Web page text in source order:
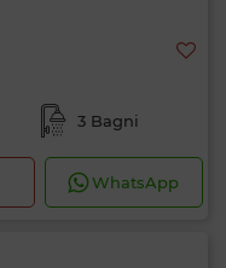
3 Bagni
WhatsApp